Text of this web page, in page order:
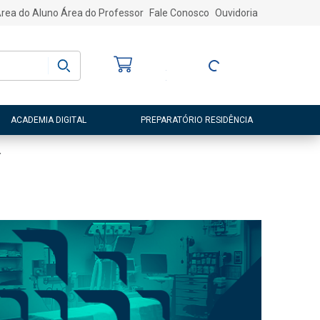
do Aluno Área do Professor Fale Conosco Ouvidoria
Entre ou Cadastre-
ACADEMIA DIGITAL PREPARATÓRIO RESIDÊNCIA